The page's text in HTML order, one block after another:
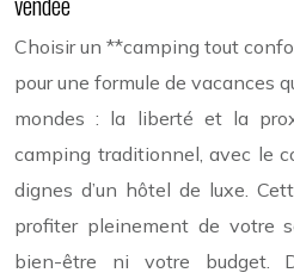
Choisir un **camping tout
pour une formule de vacances
mondes : la liberté et la
camping traditionnel, avec le
dignes d’un hôtel de luxe.
profiter pleinement de votre
bien-être ni votre budget.